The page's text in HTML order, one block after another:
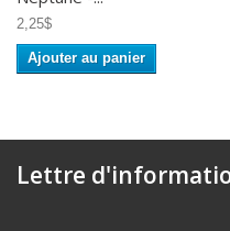
2,25$
Ajouter au panier
Lettre